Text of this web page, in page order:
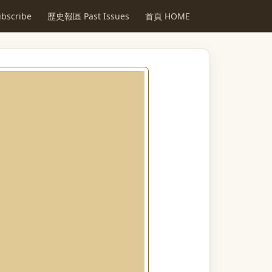
歷史報區 Past Issues 首頁 HOME